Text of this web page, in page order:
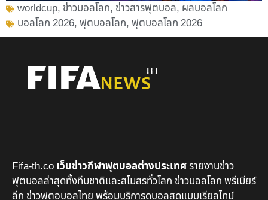
worldcup, ข่าวบอลโลก, ข่าวสารฟุตบอล, ผลบอลโลก
บอลโลก 2026,ฟุตบอลโลก,ฟุตบอลโลก 2026
Fifa-th.coเว็บข่าวกีฬาฟุตบอลต่างประเทศรายงานข่าว
ฟุตบอลล่าสุดทั้งทีมชาติและสโมสรทั่วโลก ข่าวบอลโลก พรีเมียร์
ลีก ข่าวฟุตอบอลไทย พร้อมบริการดูบอลสดแบบเรียลไทม์